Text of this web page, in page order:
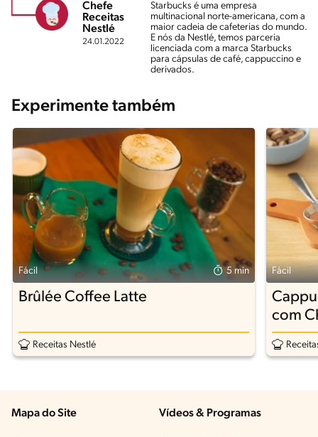
Chefe
Receitas
Nestlé
24.01.2022
Starbucks é uma empresa
multinacional norte-americana, com a
maior cadeia de cafeterias do mundo.
E nós da Nestlé, temos parceria
licenciada com a marca Starbucks
para cápsulas de café, cappuccino e
derivados.
Experimente também
Fácil 5 min
Brûlée Coffee Latte
Receitas Nestlé
Fácil
com
Mapa do Site Vídeos & Programas​